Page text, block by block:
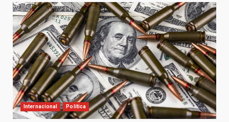
Internacional Política